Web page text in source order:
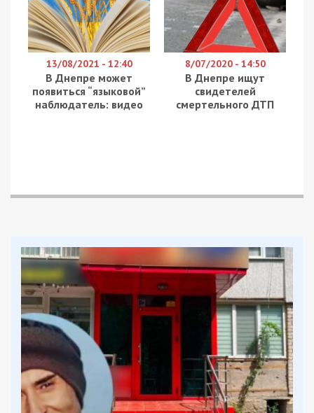
БПЛА оперативно-тактичного рівня —
4784 (+15),
крилаті ракети — 1479 (+17),
кораблі /катери — 20 (+0) од,
підводні човни — 1 (+0) од,
автомобільної техніки та автоцистерн
Facebook
Telegram
Twitter
WhatsApp
ViberEmail
залишатися незалежними ЗМІ, а вам -
отримувати найсвіжіші новини під ними.
Приєднуйтесь також до 49000 в Google News. Слідкуйте
за останніми новинами!
Приєднатися
Читайте також